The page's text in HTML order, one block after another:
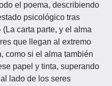
el poema, describiendo
psicológico tras
(La carta parte, y el alma
que llegan al extremo
como si el alma también
papel y tinta, superando
lado de los seres